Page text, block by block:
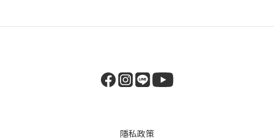
隱私政策